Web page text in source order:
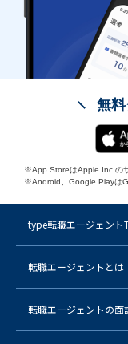
無
※App StoreはApple Inc.の
※Android、Google Playは
type転職エージェント
転職エージェントとは
転職エージェントの面